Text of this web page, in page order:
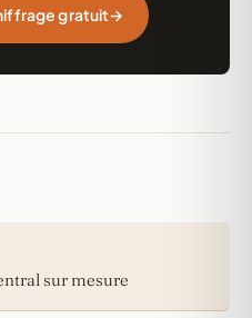
gratuit
sur mesure